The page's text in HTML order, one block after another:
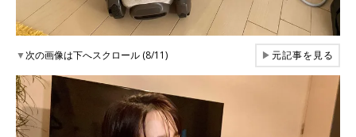
▼次の画像は下へスクロール (8/11) ▶元記事を見る